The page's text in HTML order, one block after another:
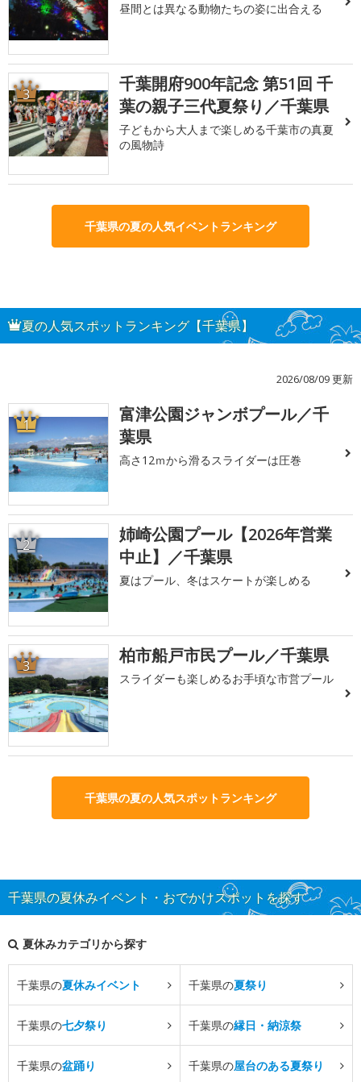
昼間とは異なる動物たちの姿に出合える
3
千葉開府900年記念 第51回 千
葉の親子三代夏祭り／千葉県
子どもから大人まで楽しめる千葉市の真夏
の風物詩
千葉県の夏の人気イベントランキング
夏の人気スポットランキング【千葉県】
2026/08/09 更新
1
富津公園ジャンボプール／千
葉県
高さ12ｍから滑るスライダーは圧巻
2
姉崎公園プール【2026年営業
中止】／千葉県
夏はプール、冬はスケートが楽しめる
3 柏市船戸市民プール／千葉県
スライダーも楽しめるお手頃な市営プール
千葉県の夏の人気スポットランキング
千葉県の夏休みイベント・おでかけスポットを探す
夏休みカテゴリから探す
千葉県の夏休みイベント 千葉県の夏祭り
千葉県の七夕祭り 千葉県の縁日・納涼祭
千葉県の盆踊り 千葉県の屋台のある夏祭り